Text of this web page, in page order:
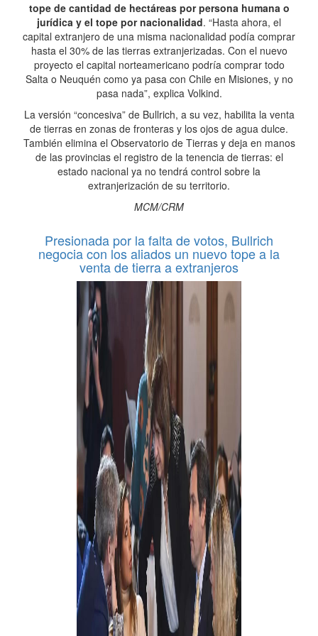
tope de cantidad de hectáreas por persona humana o
jurídica y el tope por nacionalidad. “Hasta ahora, el
capital extranjero de una misma nacionalidad podía comprar
hasta el 30% de las tierras extranjerizadas. Con el nuevo
proyecto el capital norteamericano podría comprar todo
Salta o Neuquén como ya pasa con Chile en Misiones, y no
pasa nada”, explica Volkind.
La versión “concesiva” de Bullrich, a su vez, habilita la venta
de tierras en zonas de fronteras y los ojos de agua dulce.
También elimina el Observatorio de Tierras y deja en manos
de las provincias el registro de la tenencia de tierras: el
estado nacional ya no tendrá control sobre la
extranjerización de su territorio.
MCM/CRM
Presionada por la falta de votos, Bullrich
negocia con los aliados un nuevo tope a la
venta de tierra a extranjeros